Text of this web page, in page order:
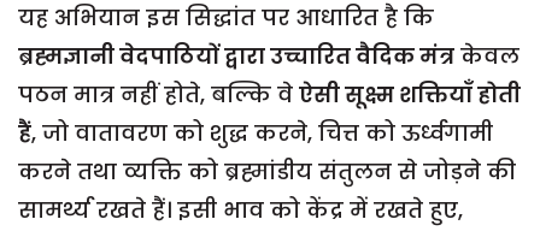
यह अभियान इस सिद्धांत पर आधारित है कि
ब्रह्मज्ञानी वेदपाठियों द्वारा उच्चारित वैदिक मंत्र केवल
पठन मात्र नहीं होते, बल्कि वे ऐसी सूक्ष्म शक्तियाँ होती
हैं, जो वातावरण को शुद्ध करने, चित्त को ऊर्ध्वगामी
करने तथा व्यक्ति को ब्रह्मांडीय संतुलन से जोड़ने की
सामर्थ्य रखते हैं। इसी भाव को केंद्र में रखते हुए,